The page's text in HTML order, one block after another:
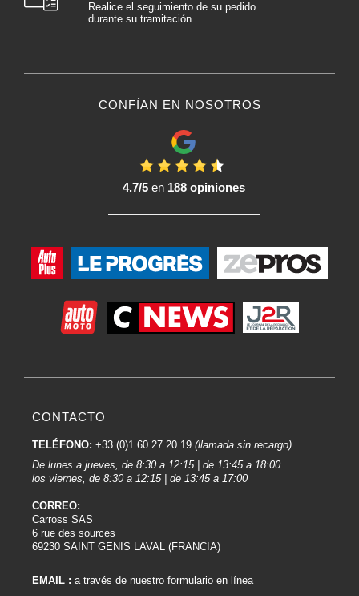
Realice el seguimiento de su pedido
durante su tramitación.
CONFÍAN EN NOSOTROS
4.7/5en 188 opiniones
CONTACTO
TELÉFONO: +33 (0)1 60 27 20 19 (llamada sin recargo)
De lunes a jueves, de 8:30 a 12:15 | de 13:45 a 18:00
los viernes, de 8:30 a 12:15 | de 13:45 a 17:00
CORREO:
Carross SAS
6 rue des sources
69230 SAINT GENIS LAVAL (FRANCIA)
EMAIL : a través de nuestro formulario en línea